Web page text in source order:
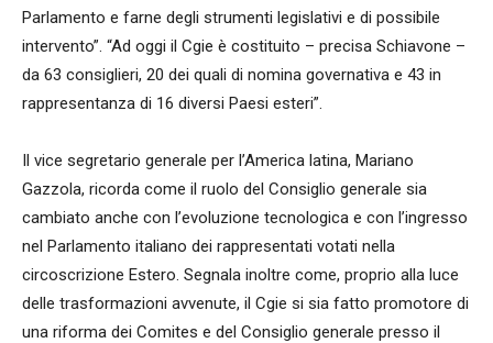
Parlamento e farne degli strumenti legislativi e di possibile
intervento”. “Ad oggi il Cgie è costituito – precisa Schiavone –
da 63 consiglieri, 20 dei quali di nomina governativa e 43 in
rappresentanza di 16 diversi Paesi esteri”.
Il vice segretario generale per l’America latina, Mariano
Gazzola, ricorda come il ruolo del Consiglio generale sia
cambiato anche con l’evoluzione tecnologica e con l’ingresso
nel Parlamento italiano dei rappresentati votati nella
circoscrizione Estero. Segnala inoltre come, proprio alla luce
delle trasformazioni avvenute, il Cgie si sia fatto promotore di
una riforma dei Comites e del Consiglio generale presso il